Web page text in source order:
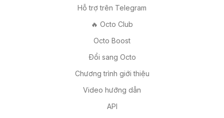
Hỗ trợ trên Telegram
🔥 Octo Club
Octo Boost
Đổi sang Octo
Chương trình giới thiệu
Video hướng dẫn
API